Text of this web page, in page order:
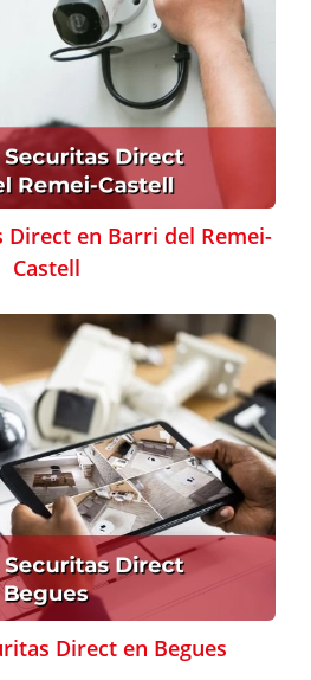
Direct en Barri del Remei-
Castell
Direct en Begues